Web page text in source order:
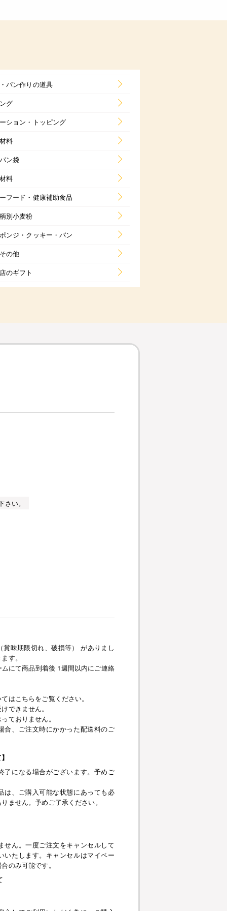
パン作りの道具
グ
ション・トッピング
料
ン袋
料
フード・健康補助食品
別小麦粉
ンジ・クッキー・パン
の他
のギフト
さい。
味期限切れ、破損等） がありまし
す。
にて商品到着後 1週間以内にご連絡
はこちらをご覧ください。
できません。
ておりません。
合、ご注文時にかかった配送料のご
了になる場合がございます。予めご
は、ご購入可能な状態にあっても必
ません。予めご了承ください。
せん。一度ご注文をキャンセルして
いたします。キャンセルはマイペー
のみ可能です。